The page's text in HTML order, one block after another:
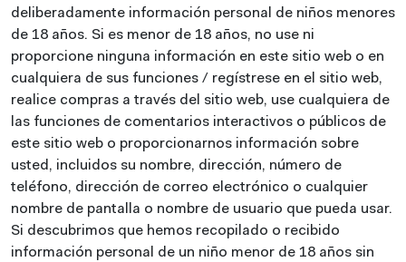
deliberadamente información personal de niños menores
de 18 años. Si es menor de 18 años, no use ni
proporcione ninguna información en este sitio web o en
cualquiera de sus funciones / regístrese en el sitio web,
realice compras a través del sitio web, use cualquiera de
las funciones de comentarios interactivos o públicos de
este sitio web o proporcionarnos información sobre
usted, incluidos su nombre, dirección, número de
teléfono, dirección de correo electrónico o cualquier
nombre de pantalla o nombre de usuario que pueda usar.
Si descubrimos que hemos recopilado o recibido
información personal de un niño menor de 18 años sin